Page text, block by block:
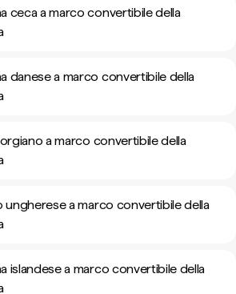
ceca a marco convertibile della
danese a marco convertibile della
a marco convertibile della
ungherese a marco convertibile della
islandese a marco convertibile della